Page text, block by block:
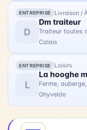
ENTREPRISE Livraison /
D
Dm traiteur
Traiteur toutes
Calais
ENTREPRISE Loisirs
L
La hooghe
Ferme,
Ghyvelde